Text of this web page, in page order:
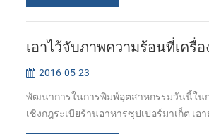
เอาไว้จับภาพความร้อนที่เครื่
2016-05-23
พัฒนาการในการพิมพ์อุตสาหกรรมวันนี้ในก
เชิงกฎระเบียร้านอาหารซุปเปอร์มาเก็ต เ